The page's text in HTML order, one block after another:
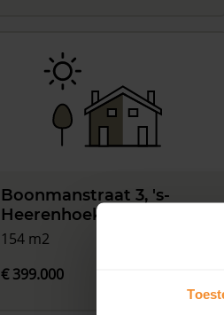
Boonmanstraat 3, 's-
Heerenhoek
154 m2
€ 399.000